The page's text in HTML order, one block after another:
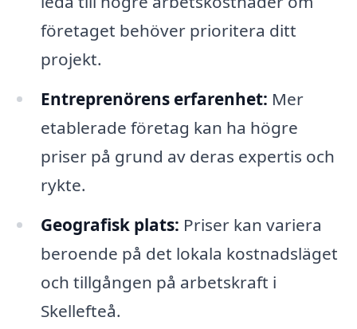
företaget behöver prioritera ditt
projekt.
Entreprenörens erfarenhet: Mer
etablerade företag kan ha högre
priser på grund av deras expertis och
rykte.
Geografisk plats: Priser kan variera
beroende på det lokala kostnadsläget
och tillgången på arbetskraft i
Skellefteå.